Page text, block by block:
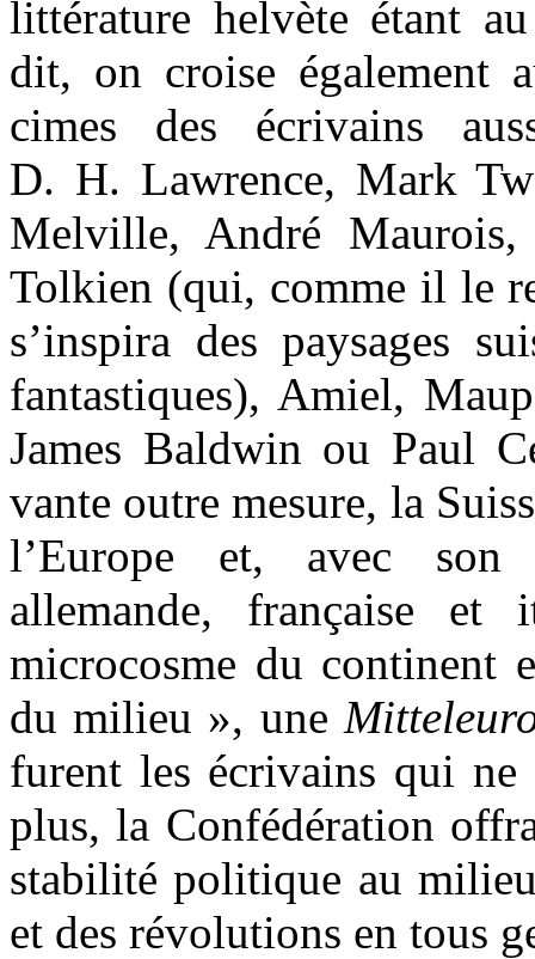
littérature helvète étant
dit, on croise également
cimes des écrivains
D. H. Lawrence, Mark
Melville, André Maurois,
Tolkien (qui, comme il le
s’inspira des paysages
fantastiques), Amiel,
James Baldwin ou Paul
vante outre mesure, la
l’Europe et, avec son
allemande, française et
microcosme du continent
du milieu », une
furent les écrivains qui ne
plus, la Confédération
stabilité politique au
et des révolutions en tous